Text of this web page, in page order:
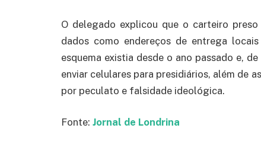
O delegado explicou que o carteiro
dados como endereços de entrega
esquema existia desde o ano passado e,
enviar celulares para presidiários, além de
por peculato e falsidade ideológica.
Fonte: Jornal de Londrina